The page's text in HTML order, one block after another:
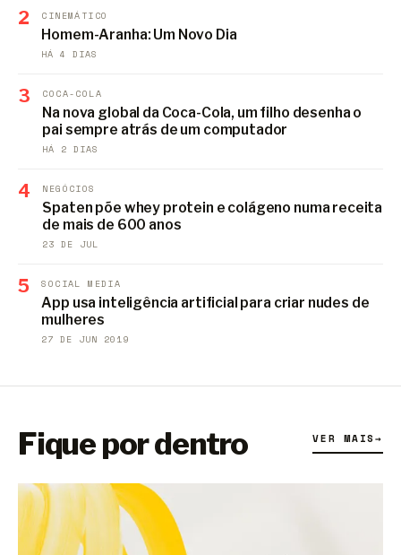
2 CINEMÁTICO
Homem-Aranha: Um Novo Dia
HÁ 4 DIAS
3 COCA-COLA
Na nova global da Coca-Cola, um filho desenha o
pai sempre atrás de um computador
HÁ 2 DIAS
4 NEGÓCIOS
Spaten põe whey protein e colágeno numa receita
de mais de 600 anos
23 DE JUL
5 SOCIAL MEDIA
App usa inteligência artificial para criar nudes de
mulheres
27 DE JUN 2019
Fique por dentro VER MAIS→